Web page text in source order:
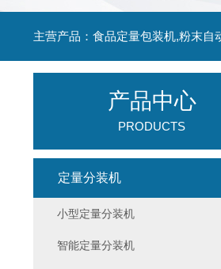
主营产品：食品定量包装机,粉末自
产品中心
PRODUCTS
定量分装机
小型定量分装机
智能定量分装机